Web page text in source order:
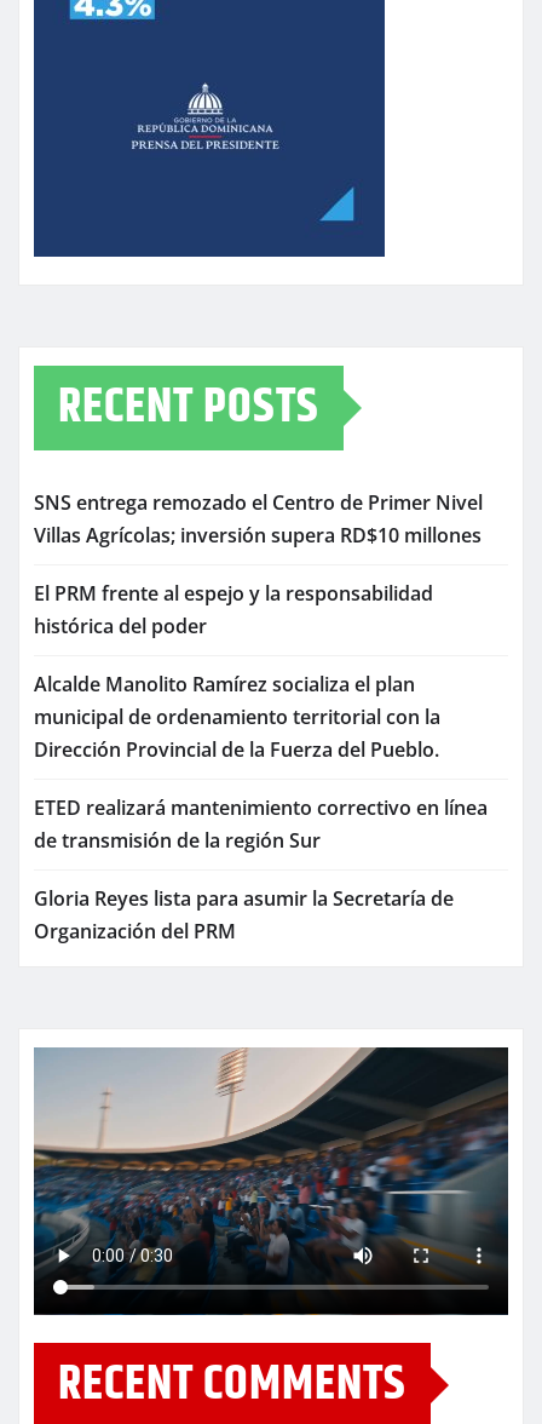
RECENT POSTS
SNS entrega remozado el Centro de Primer Nivel
Villas Agrícolas; inversión supera RD$10 millones
El PRM frente al espejo y la responsabilidad
histórica del poder
Alcalde Manolito Ramírez socializa el plan
municipal de ordenamiento territorial con la
Dirección Provincial de la Fuerza del Pueblo.
ETED realizará mantenimiento correctivo en línea
de transmisión de la región Sur
Gloria Reyes lista para asumir la Secretaría de
Organización del PRM
RECENT COMMENTS